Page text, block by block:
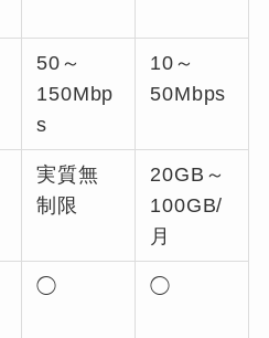
50～
150Mbp
s
10～
50Mbps
実質無
制限
20GB～
100GB/
月
◯ ◯